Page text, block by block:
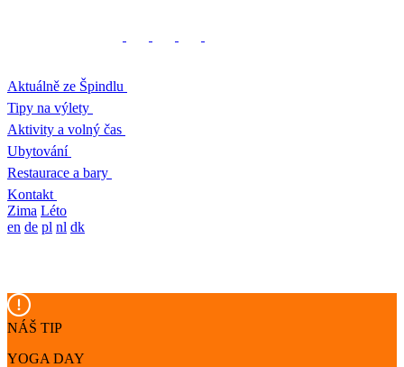
Aktuálně ze Špindlu
Tipy na výlety
Aktivity a volný čas
Ubytování
Restaurace a bary
Kontakt
Zima Léto
en de pl nl dk
NÁŠ TIP
YOGA DAY